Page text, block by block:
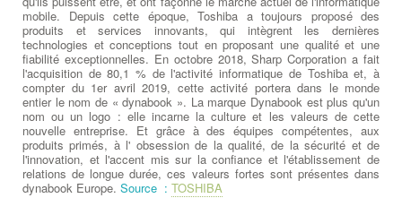
mobile. Depuis cette époque, Toshiba a toujours proposé des
produits et services innovants, qui intègrent les dernières
technologies et conceptions tout en proposant une qualité et une
fiabilité exceptionnelles. En octobre 2018, Sharp Corporation a fait
l'acquisition de 80,1 % de l'activité informatique de Toshiba et, à
compter du 1er avril 2019, cette activité portera dans le monde
entier le nom de « dynabook ». La marque Dynabook est plus qu'un
nom ou un logo : elle incarne la culture et les valeurs de cette
nouvelle entreprise. Et grâce à des équipes compétentes, aux
produits primés, à l' obsession de la qualité, de la sécurité et de
l'innovation, et l'accent mis sur la confiance et l'établissement de
relations de longue durée, ces valeurs fortes sont présentes dans
dynabook Europe. Source : TOSHIBA